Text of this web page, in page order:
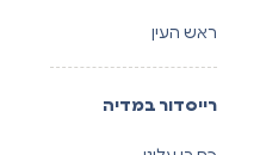
ראש העין
רייסדור במדיה